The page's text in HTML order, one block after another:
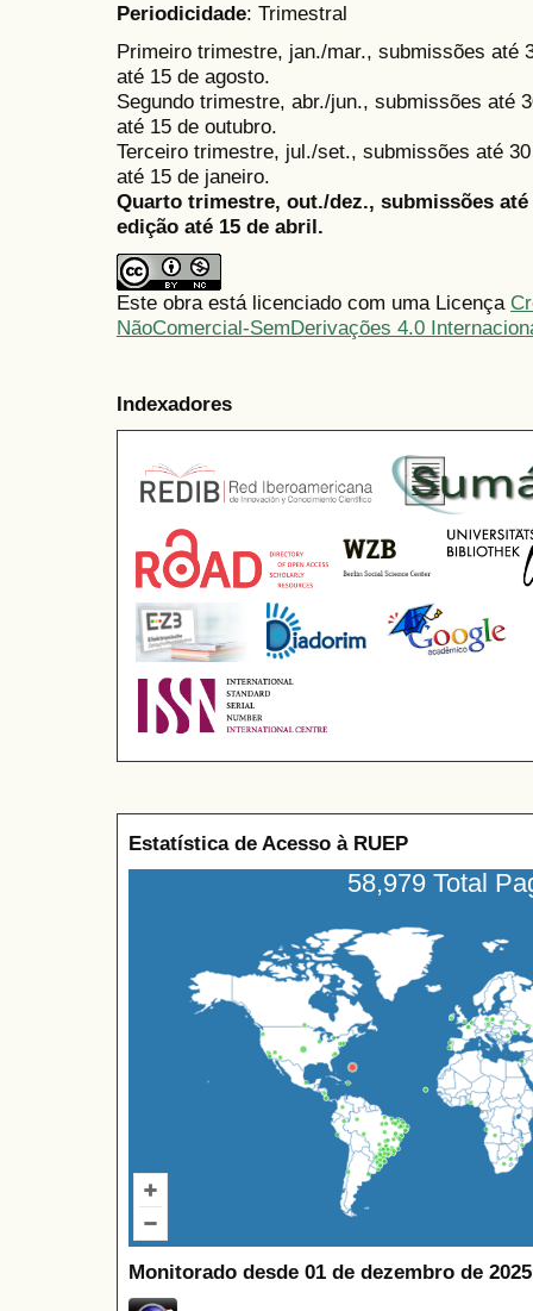
Periodicidade: Trimestral
Primeiro trimestre, jan./mar., submissões até
até 15 de agosto.
Segundo trimestre, abr./jun., submissões até
até 15 de outubro.
Terceiro trimestre, jul./set., submissões até
até 15 de janeiro.
Quarto trimestre, out./dez., submissões
edição até 15 de abril.
Este obra está licenciado com uma Licença
NãoComercial-SemDerivações 4.0
Indexadores
Estatística de Acesso à RUEP
58,979 Total
Monitorado desde 01 de dezembro de